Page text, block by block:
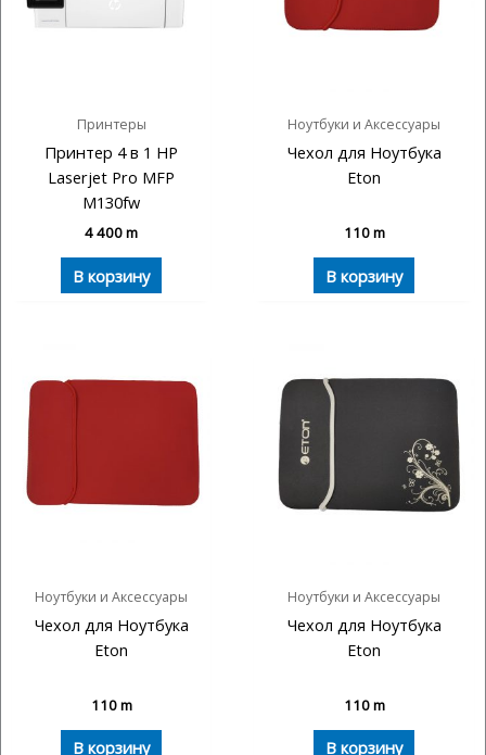
Принтеры
Принтер 4 в 1 HP
Laserjet Pro MFP
M130fw
4 400m
В корзину
Ноутбуки и Аксессуары
Чехол для Ноутбука
Eton
110m
В корзину
Ноутбуки и Аксессуары
Чехол для Ноутбука
Eton
110m
В корзину
Ноутбуки и Аксессуары
Чехол для Ноутбука
Eton
110m
В корзину